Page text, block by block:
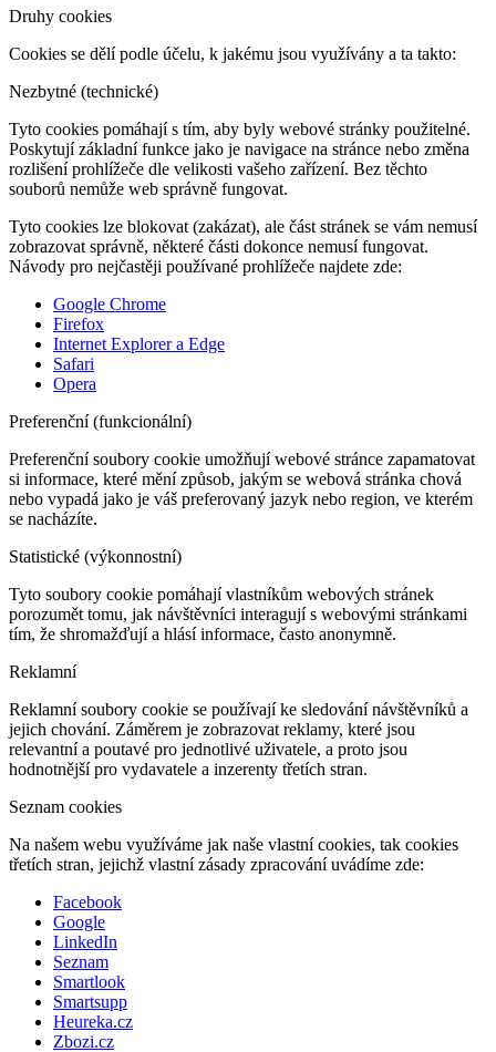
Druhy cookies
Cookies se dělí podle účelu, k jakému jsou využívány a ta takto:
Nezbytné (technické)
Tyto cookies pomáhají s tím, aby byly webové stránky použitelné.
Poskytují základní funkce jako je navigace na stránce nebo změna
rozlišení prohlížeče dle velikosti vašeho zařízení. Bez těchto
souborů nemůže web správně fungovat.
Tyto cookies lze blokovat (zakázat), ale část stránek se vám nemusí
zobrazovat správně, některé části dokonce nemusí fungovat.
Návody pro nejčastěji používané prohlížeče najdete zde:
Google Chrome
Firefox
Internet Explorer a Edge
Safari
Opera
Preferenční (funkcionální)
Preferenční soubory cookie umožňují webové stránce zapamatovat
si informace, které mění způsob, jakým se webová stránka chová
nebo vypadá jako je váš preferovaný jazyk nebo region, ve kterém
se nacházíte.
Statistické (výkonnostní)
Tyto soubory cookie pomáhají vlastníkům webových stránek
porozumět tomu, jak návštěvníci interagují s webovými stránkami
tím, že shromažďují a hlásí informace, často anonymně.
Reklamní
Reklamní soubory cookie se používají ke sledování návštěvníků a
jejich chování. Záměrem je zobrazovat reklamy, které jsou
relevantní a poutavé pro jednotlivé uživatele, a proto jsou
hodnotnější pro vydavatele a inzerenty třetích stran.
Seznam cookies
Na našem webu využíváme jak naše vlastní cookies, tak cookies
třetích stran, jejichž vlastní zásady zpracování uvádíme zde:
Facebook
Google
LinkedIn
Seznam
Smartlook
Smartsupp
Heureka.cz
Zbozi.cz